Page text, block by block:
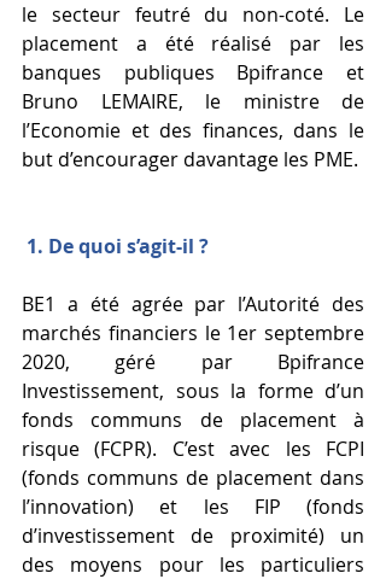
le secteur feutré du non-coté. Le
placement a été réalisé par les
banques publiques Bpifrance et
Bruno LEMAIRE, le ministre de
l’Economie et des finances, dans le
but d’encourager davantage les PME.
1. De quoi s’agit-il ?
BE1 a été agrée par l’Autorité des
marchés financiers le 1er septembre
2020, géré par Bpifrance
Investissement, sous la forme d’un
fonds communs de placement à
risque (FCPR). C’est avec les FCPI
(fonds communs de placement dans
l’innovation) et les FIP (fonds
d’investissement de proximité) un
des moyens pour les particuliers